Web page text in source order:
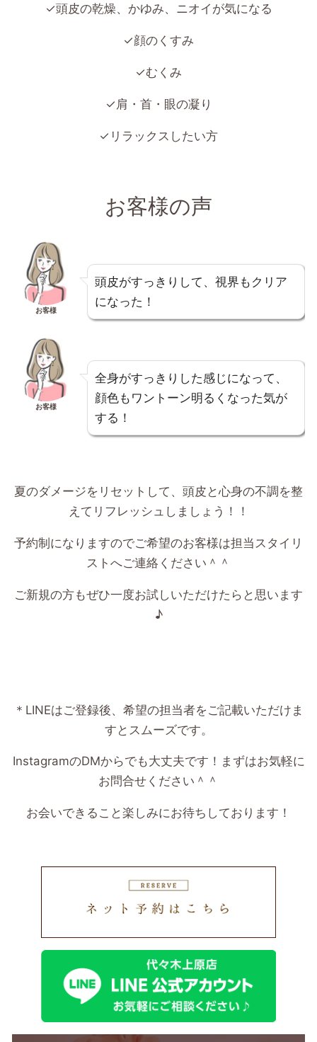
✓頭皮の乾燥、かゆみ、ニオイが気になる
✓顔のくすみ
✓むくみ
✓肩・首・眼の凝り
✓リラックスしたい方
お客様の声
お客様
頭皮がすっきりして、視界もクリア
になった！
お客様
全身がすっきりした感じになって、
顔色もワントーン明るくなった気が
する！
夏のダメージをリセットして、頭皮と心身の不調を整
えてリフレッシュしましょう！！
予約制になりますのでご希望のお客様は担当スタイリ
ストへご連絡ください＾＾
ご新規の方もぜひ一度お試しいただけたらと思います
♪
＊LINEはご登録後、希望の担当者をご記載いただけま
すとスムーズです。
InstagramのDMからでも大丈夫です！まずはお気軽に
お問合せください＾＾
お会いできること楽しみにお待ちしております！